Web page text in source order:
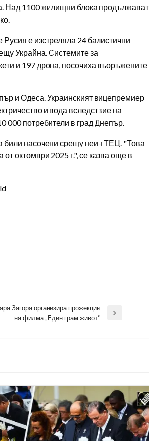
Над 1100 жилищни блока продължават
е изстреляла 24 балистични
Украйна. Системите за
и 197 дрона, посочиха въоръжените
и Одеса. Украинският вицепремиер
и вода вследствие на
000 потребители в град Днепър.
били насочени срещу неин ТЕЦ. "Това
октомври 2025 г.", се казва още в
Загора организира прожекции
на филма „Един грам живот“